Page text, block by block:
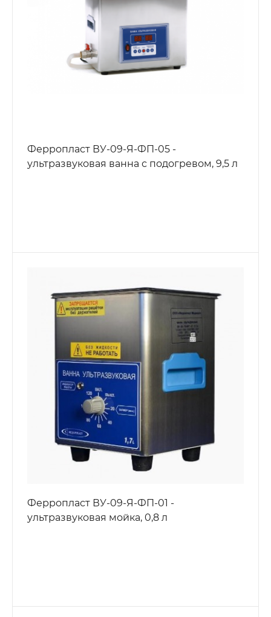
Ферропласт ВУ-09-Я-ФП-05 -
ультразвуковая ванна с подогревом, 9,5 л
Ферропласт ВУ-09-Я-ФП-01 -
ультразвуковая мойка, 0,8 л